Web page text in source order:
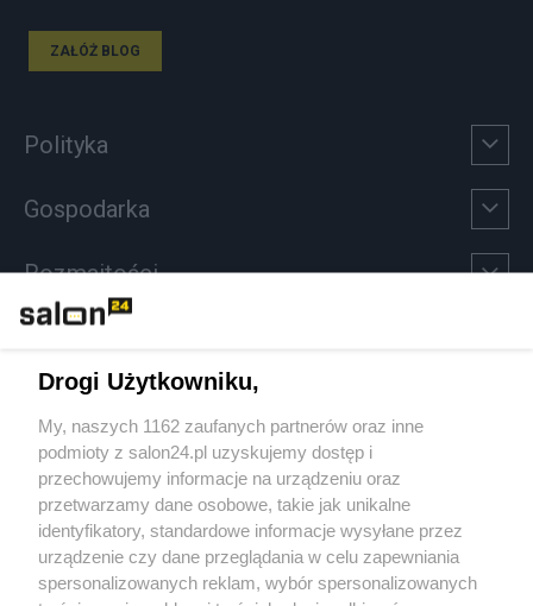
ZAŁÓŻ BLOG
Polityka
Gospodarka
Rozmaitości
Sport
Społeczeństwo
Kultura
Drogi Użytkowniku,
My, naszych 1162 zaufanych partnerów oraz inne
podmioty z salon24.pl uzyskujemy dostęp i
przechowujemy informacje na urządzeniu oraz
przetwarzamy dane osobowe, takie jak unikalne
identyfikatory, standardowe informacje wysyłane przez
urządzenie czy dane przeglądania w celu zapewniania
spersonalizowanych reklam, wybór spersonalizowanych